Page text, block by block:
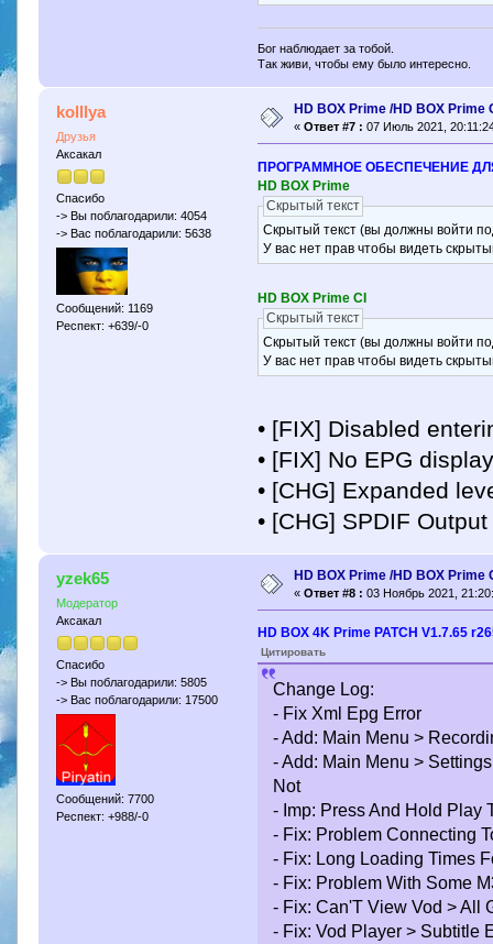
Бог наблюдает за тобой.
Так живи, чтобы ему было интересно.
kolllya
Друзья
Аксакал
Спасибо
-> Вы поблагодарили: 4054
-> Вас поблагодарили: 5638
Сообщений: 1169
Респект: +639/-0
HD BOX Prime /HD BOX Prime
« Ответ #7 : 07 Июль 2021,
ПРОГРАММНОЕ ОБЕСПЕЧЕНИЕ ДЛЯ
HD BOX Prime
Скрытый текст
Скрытый текст (вы должны войти
У вас нет прав чтобы видеть
HD BOX Prime CI
Скрытый текст
Скрытый текст (вы должны войти
У вас нет прав чтобы видеть
• [FIX] Disabled
• [FIX] No EPG
• [CHG] Expanded
• [CHG] SPDIF
yzek65
Модератор
Аксакал
Спасибо
-> Вы поблагодарили: 5805
-> Вас поблагодарили: 17500
Сообщений: 7700
Респект: +988/-0
HD BOX Prime /HD BOX Prime
« Ответ #8 : 03 Ноябрь 2021,
HD BOX 4K Prime PATCH V1.7.65
Цитировать
Change Log:
- Fix Xml Epg Error
- Add: Main Menu >
- Add: Main Menu >
Not
- Imp: Press And Hold Play
- Fix: Problem Connecting
- Fix: Long Loading Times
- Fix: Problem With Some
- Fix: Can'T View Vod > All
- Fix: Vod Player > Subtitle